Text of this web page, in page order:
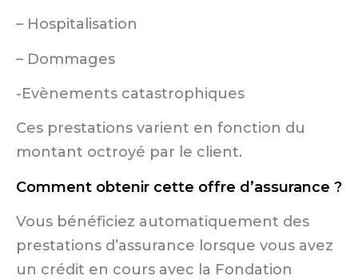
– Hospitalisation
– Dommages
-Evènements catastrophiques
Ces prestations varient en fonction du
montant octroyé par le client.
Comment obtenir cette offre d’assurance ?
Vous bénéficiez automatiquement des
prestations d’assurance lorsque vous avez
un crédit en cours avec la Fondation